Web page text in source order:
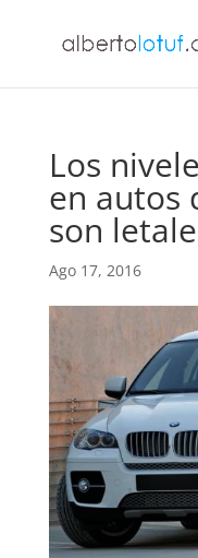
Los
en autos
son
Ago 17, 2016